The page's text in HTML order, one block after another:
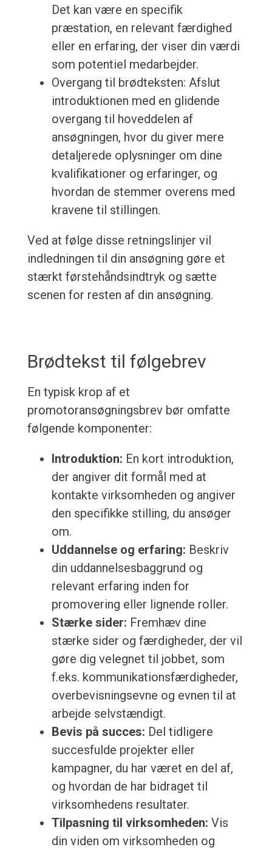
Det kan være en specifik
præstation, en relevant færdighed
eller en erfaring, der viser din værdi
som potentiel medarbejder.
Overgang til brødteksten: Afslut
introduktionen med en glidende
overgang til hoveddelen af
ansøgningen, hvor du giver mere
detaljerede oplysninger om dine
kvalifikationer og erfaringer, og
hvordan de stemmer overens med
kravene til stillingen.
Ved at følge disse retningslinjer vil
indledningen til din ansøgning gøre et
stærkt førstehåndsindtryk og sætte
scenen for resten af din ansøgning.
Brødtekst til følgebrev
En typisk krop af et
promotoransøgningsbrev bør omfatte
følgende komponenter:
Introduktion: En kort introduktion,
der angiver dit formål med at
kontakte virksomheden og angiver
den specifikke stilling, du ansøger
om.
Uddannelse og erfaring: Beskriv
din uddannelsesbaggrund og
relevant erfaring inden for
promovering eller lignende roller.
Stærke sider: Fremhæv dine
stærke sider og færdigheder, der vil
gøre dig velegnet til jobbet, som
f.eks. kommunikationsfærdigheder,
overbevisningsevne og evnen til at
arbejde selvstændigt.
Bevis på succes: Del tidligere
succesfulde projekter eller
kampagner, du har været en del af,
og hvordan de har bidraget til
virksomhedens resultater.
Tilpasning til virksomheden: Vis
din viden om virksomheden og